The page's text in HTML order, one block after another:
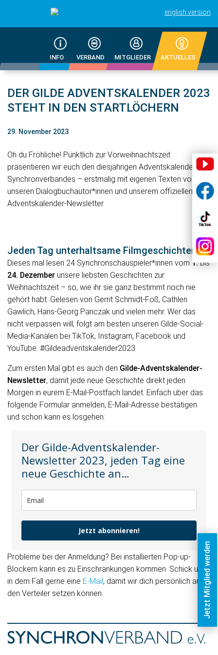
english version
INFO VERBAND MITGLIEDER AKTUELLES
DER GILDE ADVENTSKALENDER 2023
STEHT IN DEN STARTLÖCHERN
29. November 2023
Oh du Fröhliche! Pünktlich zur Vorweihnachtszeit
präsentieren wir euch den diesjährigen Adventskalender des
Synchronverbandes – erstmalig mit eigenen Texten von
unseren Dialogbuchautor*innen und unserem offiziellen
Adventskalender-Newsletter.
Jeden Tag unterhaltsame Filmgeschichten
Dieses mal lesen 24 Synchronschauspieler*innen vom 1.bis
24. Dezember unsere liebsten Geschichten zur
Weihnachtszeit – so, wie ihr sie ganz bestimmt noch nie
gehört habt. Gelesen von Gerrit Schmidt-Foß, Cathlen
Gawlich, Hans-Georg Panczak und vielen mehr. Wer das
nicht verpassen will, folgt am besten unseren Gilde-Social-
Media-Kanälen bei TikTok, Instagram, Facebook und
YouTube. #Gildeadventskalender2023
Zum ersten Mal gibt es auch den Gilde-Adventskalender-
Newsletter, damit jede neue Geschichte direkt jeden
Morgen in eurem E-Mail-Postfach landet. Einfach über das
folgende Formular anmelden, E-Mail-Adresse bestätigen
und schon kann es losgehen:
Der Gilde-Adventskalender-
Newsletter 2023, jeden Tag eine
neue Geschichte an…
Jetzt abonnieren!
Probleme bei der Anmeldung? Bei installierten Pop-up-
Blockern kann es zu Einschränkungen kommen. Schick uns
in dem Fall gerne eine E-Mail, damit wir dich persönlich auf
den Verteiler setzen können.
Jetzt Mitglied werden